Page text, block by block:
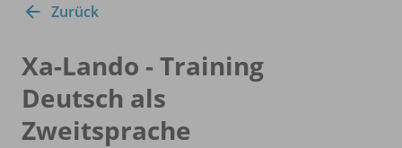
Zurück
Xa-Lando - Training
Deutsch als
Zweitsprache